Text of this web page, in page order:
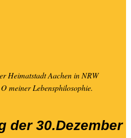
Heimatstadt Aachen in NRW
meiner Lebensphilosophie.
der 30.Dezember